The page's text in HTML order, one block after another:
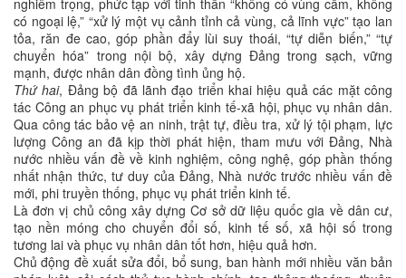
có ngoại lệ,” “xử lý một vụ cảnh tỉnh cả vùng, cả lĩnh vực” tạo lan
tỏa, răn đe cao, góp phần đẩy lùi suy thoái, “tự diễn biến,” “tự
chuyển hóa” trong nội bộ, xây dựng Đảng trong sạch, vững
mạnh, được nhân dân đồng tình ủng hộ.
Thứ hai, Đảng bộ đã lãnh đạo triển khai hiệu quả các mặt công
tác Công an phục vụ phát triển kinh tế-xã hội, phục vụ nhân dân.
Qua công tác bảo vệ an ninh, trật tự, điều tra, xử lý tội phạm, lực
lượng Công an đã kịp thời phát hiện, tham mưu với Đảng, Nhà
nước nhiều vấn đề về kinh nghiệm, công nghệ, góp phần thống
nhất nhận thức, tư duy của Đảng, Nhà nước trước nhiều vấn đề
mới, phi truyền thống, phục vụ phát triển kinh tế.
Là đơn vị chủ công xây dựng Cơ sở dữ liệu quốc gia về dân cư,
tạo nền móng cho chuyển đổi số, kinh tế số, xã hội số trong
tương lai và phục vụ nhân dân tốt hơn, hiệu quả hơn.
Chủ động đề xuất sửa đổi, bổ sung, ban hành mới nhiều văn bản